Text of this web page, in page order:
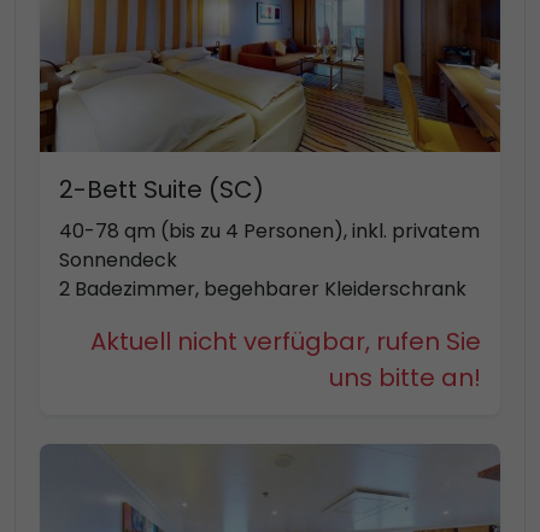
2-Bett Suite (SC)
40-78 qm (bis zu 4 Personen), inkl. privatem
Sonnendeck
2 Badezimmer, begehbarer Kleiderschrank
Aktuell nicht verfügbar, rufen Sie
uns bitte an!